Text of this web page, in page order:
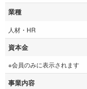
業種
人材・HR
資本金
※会員のみに表示されます
事業内容